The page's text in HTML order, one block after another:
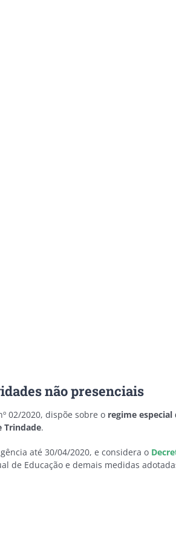
não presenciais
02/2020, dispõe sobre o regime
Trindade.
até 30/04/2020, e considera o
de Educação e demais medidas